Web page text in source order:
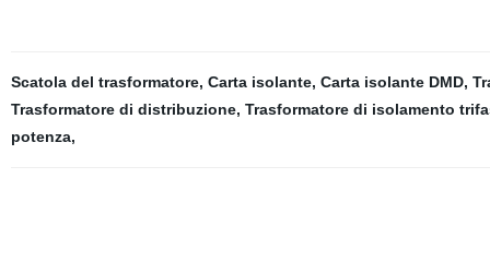
Scatola del trasformatore, Carta isolante, Carta isolante DMD,
Trasformatore di distribuzione, Trasformatore di isolamento
potenza,